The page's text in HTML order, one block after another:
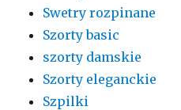
Swetry rozpinane
Szorty basic
szorty damskie
Szorty eleganckie
Szpilki